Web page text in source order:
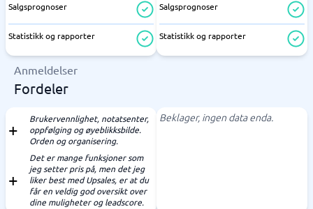
Salgsprognoser
Statistikk og rapporter
Salgsprognoser
Statistikk og rapporter
Anmeldelser
Fordeler
Brukervennlighet, notatsenter,
oppfølging og øyeblikksbilde.
Orden og organisering.
Det er mange funksjoner som
jeg setter pris på, men det jeg
liker best med Upsales, er at du
får en veldig god oversikt over
dine muligheter og leadscore.
Beklager, ingen data enda.